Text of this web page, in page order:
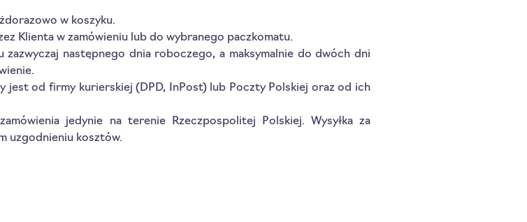
w koszyku.
Klienta w zamówieniu lub do wybranego paczkomatu.
zazwyczaj następnego dnia roboczego, a maksymalnie do dwóch dni
jest od firmy kurierskiej (DPD, InPost) lub Poczty Polskiej oraz od ich
jedynie na terenie Rzeczpospolitej Polskiej. Wysyłka za
uzgodnieniu kosztów.